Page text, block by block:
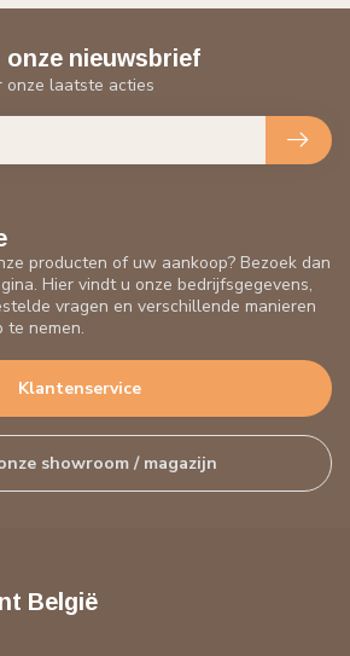
producten of uw aankoop? Bezoek dan
Hier vindt u onze bedrijfsgegevens,
vragen en verschillende manieren
te nemen.
Klantenservice
showroom / magazijn
onze nieuwsbrief
onze laatste acties
België